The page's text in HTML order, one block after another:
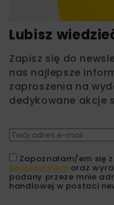
Lubisz
Zapisz się do
nas najlepsze
zaproszenia na
dedykowane akcje
Zapoznałam/em się z
Regulaminem oraz
podany przeze mnie
handlowej w postaci